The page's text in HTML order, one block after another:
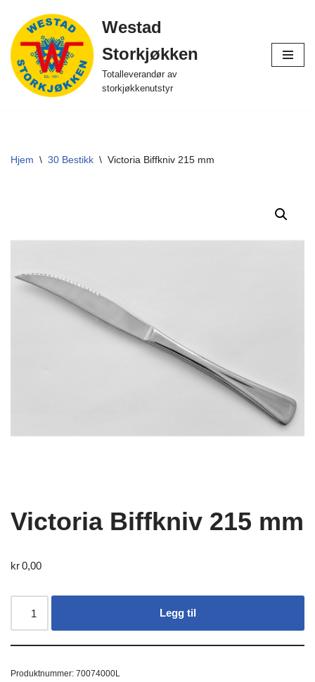
Hopp
til
innholdet
Westad
Storkjøkken
Totalleverandør av
storkjøkkenutstyr
Hjem \ 30 Bestikk \ Victoria Biffkniv 215 mm
Victoria Biffkniv 215 mm
kr0,00
Legg til
Produktnummer: 70074000L